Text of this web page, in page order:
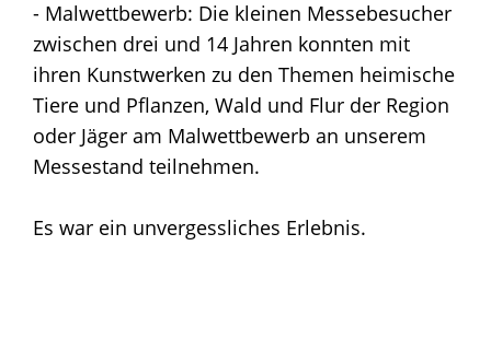
- Malwettbewerb: Die kleinen Messebesucher
zwischen drei und 14 Jahren konnten mit
ihren Kunstwerken zu den Themen heimische
Tiere und Pflanzen, Wald und Flur der Region
oder Jäger am Malwettbewerb an unserem
Messestand teilnehmen.
Es war ein unvergessliches Erlebnis.